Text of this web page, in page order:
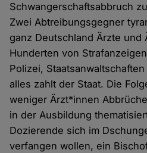
Schwangerschaftsabbruch
Zwei Abtreibungsgegner
ganz Deutschland Ärzte und
Hunderten von
Polizei,
alles zahlt der Staat. Die
weniger Ärzt*innen
in der Ausbildung
Dozierende sich im
verfangen wollen, ein